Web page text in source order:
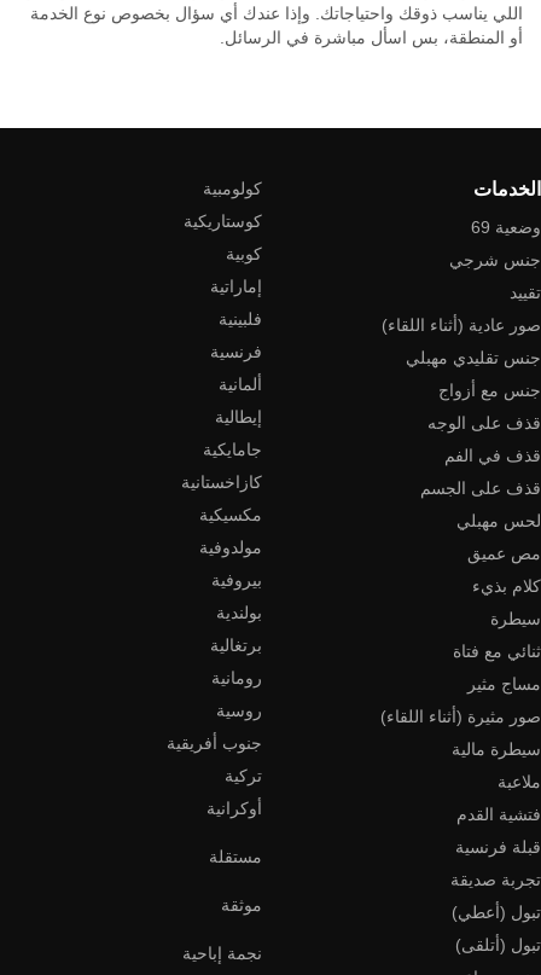
اللي يناسب ذوقك واحتياجاتك. وإذا عندك أي سؤال بخصوص نوع الخدمة
أو المنطقة، بس اسأل مباشرة في الرسائل.
الخدمات
وضعية 69
جنس شرجي
تقييد
صور عادية (أثناء اللقاء)
جنس تقليدي مهبلي
جنس مع أزواج
قذف على الوجه
قذف في الفم
قذف على الجسم
لحس مهبلي
مص عميق
كلام بذيء
سيطرة
ثنائي مع فتاة
مساج مثير
صور مثيرة (أثناء اللقاء)
سيطرة مالية
ملاعبة
فتشية القدم
قبلة فرنسية
تجربة صديقة
تبول (أعطي)
تبول (أتلقى)
كولومبية
كوستاريكية
كوبية
إماراتية
فلبينية
فرنسية
ألمانية
إيطالية
جامايكية
كازاخستانية
مكسيكية
مولدوفية
بيروفية
بولندية
برتغالية
رومانية
روسية
جنوب أفريقية
تركية
أوكرانية
مستقلة
موثقة
نجمة إباحية